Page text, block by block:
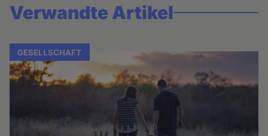
Verwandte Artikel
GESELLSCHAFT